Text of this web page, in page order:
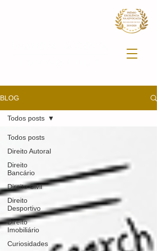
BLOG
Todos posts
Direito Autoral
Direito
Bancário
Direito Civil
Direito
Desportivo
Direito
Imobiliário
Curiosidades
Todos posts